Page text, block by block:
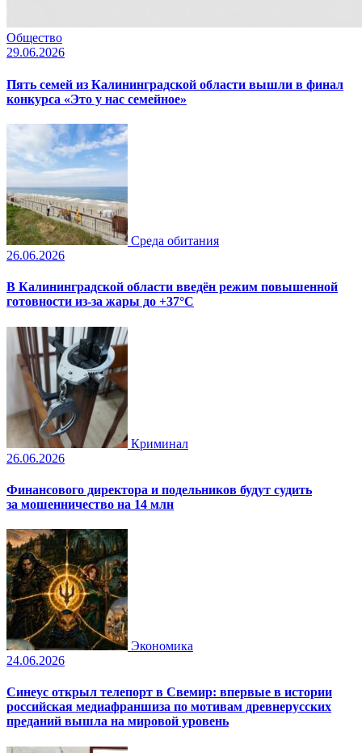
Общество
29.06.2026
Пять семей из Калининградской области вышли в финал
конкурса «Это у нас семейное»
Среда обитания
26.06.2026
В Калининградской области введён режим повышенной
готовности из-за жары до +37°C
Криминал
26.06.2026
Финансового директора и подельников будут судить
за мошенничество на 14 млн
Экономика
24.06.2026
Синеус открыл телепорт в Свемир: впервые в истории
российская медиафраншиза по мотивам древнерусских
преданий вышла на мировой уровень